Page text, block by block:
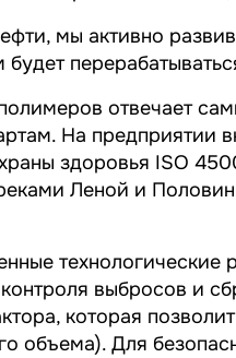
мы активно
отвечает
На предприятии
здоровья ISO
Леной и
выбросов и
которая
объема). Для